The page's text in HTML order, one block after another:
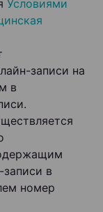
Условиями
записи на
в
в
номер